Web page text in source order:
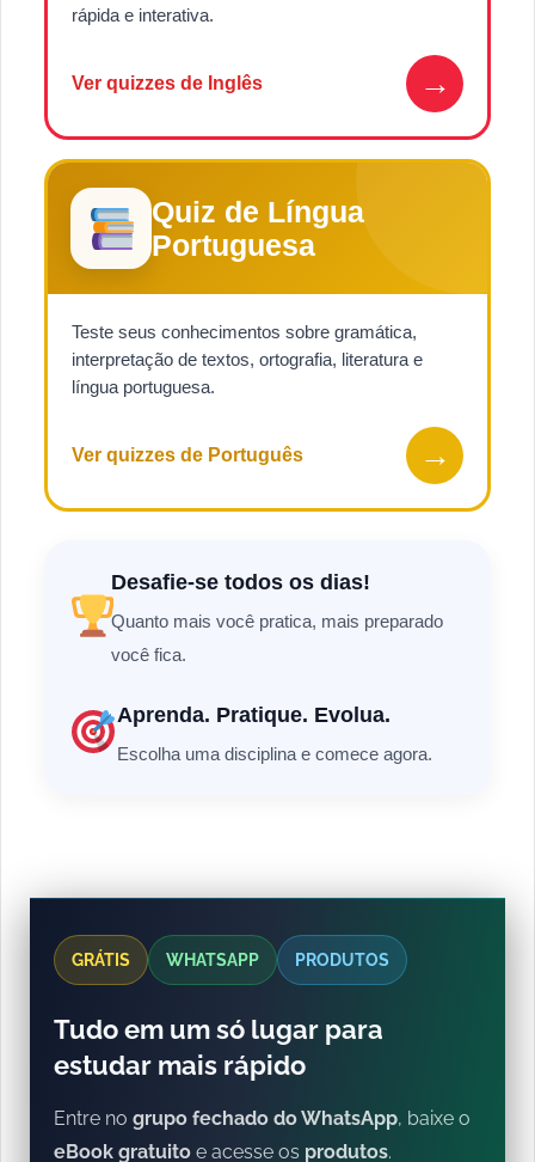
rápida e interativa.
Ver quizzes de Inglês →
Quiz de Língua
Portuguesa
Teste seus conhecimentos sobre gramática,
interpretação de textos, ortografia, literatura e
língua portuguesa.
Ver quizzes de Português →
Desafie-se todos os dias!
Quanto mais você pratica, mais preparado
você fica.
Aprenda. Pratique. Evolua.
Escolha uma disciplina e comece agora.
GRÁTIS WHATSAPP PRODUTOS
Tudo em um só lugar para
estudar mais rápido
Entre no grupo fechado do WhatsApp, baixe o
eBook gratuito e acesse os produtos.